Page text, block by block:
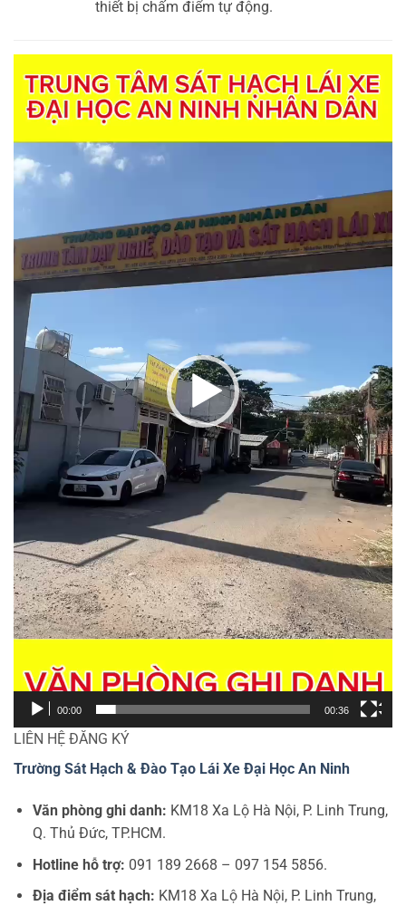
thiết bị chấm điểm tự động.
Video
00:00 00:36
LIÊN HỆ ĐĂNG KÝ
Trường Sát Hạch & Đào Tạo Lái Xe Đại Học An Ninh
Văn phòng ghi danh: KM18 Xa Lộ Hà Nội, P. Linh Trung,
Q. Thủ Đức, TP.HCM.
Hotline hỗ trợ: 091 189 2668 – 097 154 5856.
Địa điểm sát hạch: KM18 Xa Lộ Hà Nội, P. Linh Trung,